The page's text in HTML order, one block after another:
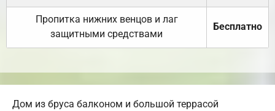
Пропитка нижних венцов и лаг
защитными средствами
Бесплатно
Дом из бруса балконом и большой террасой